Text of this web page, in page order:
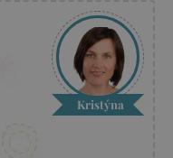
Kristýna